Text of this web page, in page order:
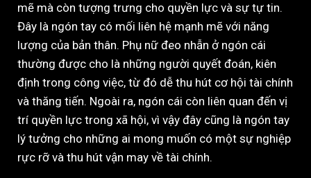
mẽ mà còn tượng trưng cho quyền lực và sự tự tin.
Đây là ngón tay có mối liên hệ mạnh mẽ với năng
lượng của bản thân. Phụ nữ đeo nhẫn ở ngón cái
thường được cho là những người quyết đoán, kiên
định trong công việc, từ đó dễ thu hút cơ hội tài chính
và thăng tiến. Ngoài ra, ngón cái còn liên quan đến vị
trí quyền lực trong xã hội, vì vậy đây cũng là ngón tay
lý tưởng cho những ai mong muốn có một sự nghiệp
rực rỡ và thu hút vận may về tài chính.